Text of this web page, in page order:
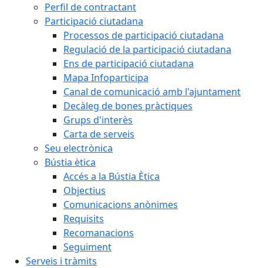
Perfil de contractant
Participació ciutadana
Processos de participació ciutadana
Regulació de la participació ciutadana
Ens de participació ciutadana
Mapa Infoparticipa
Canal de comunicació amb l'ajuntament
Decàleg de bones pràctiques
Grups d'interès
Carta de serveis
Seu electrònica
Bústia ètica
Accés a la Bústia Ètica
Objectius
Comunicacions anònimes
Requisits
Recomanacions
Seguiment
Serveis i tràmits